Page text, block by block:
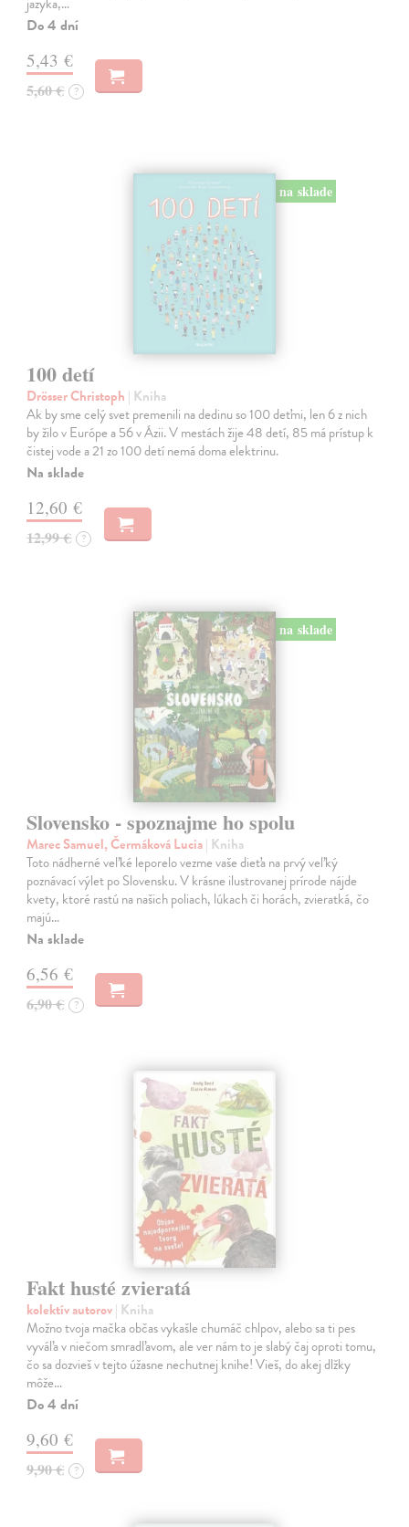
Do 4 dní
5,43 €
5,60 € ?
na sklade
100 detí
Drösser Christoph | Kniha
Ak by sme celý svet premenili na dedinu so 100 deťmi, len 6 z nich
by žilo v Európe a 56 v Ázii. V mestách žije 48 detí, 85 má prístup k
čistej vode a 21 zo 100 detí nemá doma elektrinu.
Na sklade
12,60 €
12,99 € ?
na sklade
Slovensko - spoznajme ho spolu
Marec Samuel, Čermáková Lucia| Kniha
Toto nádherné veľké leporelo vezme vaše dieťa na prvý veľký
poznávací výlet po Slovensku. V krásne ilustrovanej prírode nájde
kvety, ktoré rastú na našich poliach, lúkach či horách, zvieratká, čo
majú…
Na sklade
6,56 €
6,90 € ?
Fakt husté zvieratá
kolektív autorov| Kniha
Možno tvoja mačka občas vykašle chumáč chlpov, alebo sa ti pes
vyváľa v niečom smradľavom, ale ver nám to je slabý čaj oproti tomu,
čo sa dozvieš v tejto úžasne nechutnej knihe! Vieš, do akej dlžky
môže…
Do 4 dní
9,60 €
9,90 € ?